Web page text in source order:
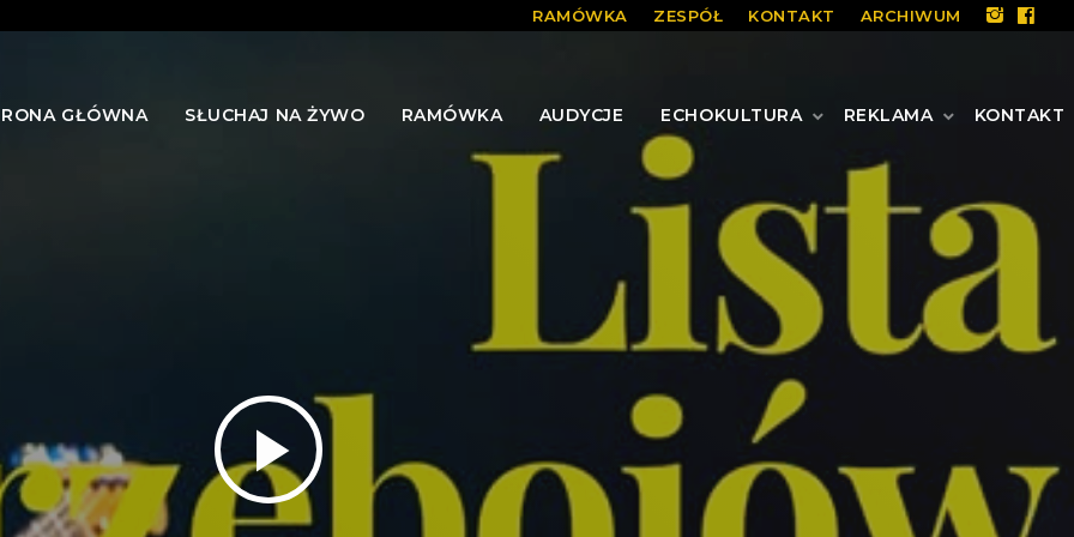
RAMÓWKA ZESPÓŁ KONTAKT ARCHIWUM
GŁÓWNA SŁUCHAJ NA ŻYWO RAMÓWKA AUDYCJE ECHOKULTURA REKLAMA KONTAKT
play_arrow